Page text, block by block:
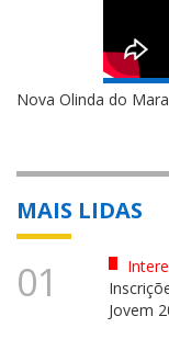
Nova Olinda do
MAIS LIDAS
01
Jovem